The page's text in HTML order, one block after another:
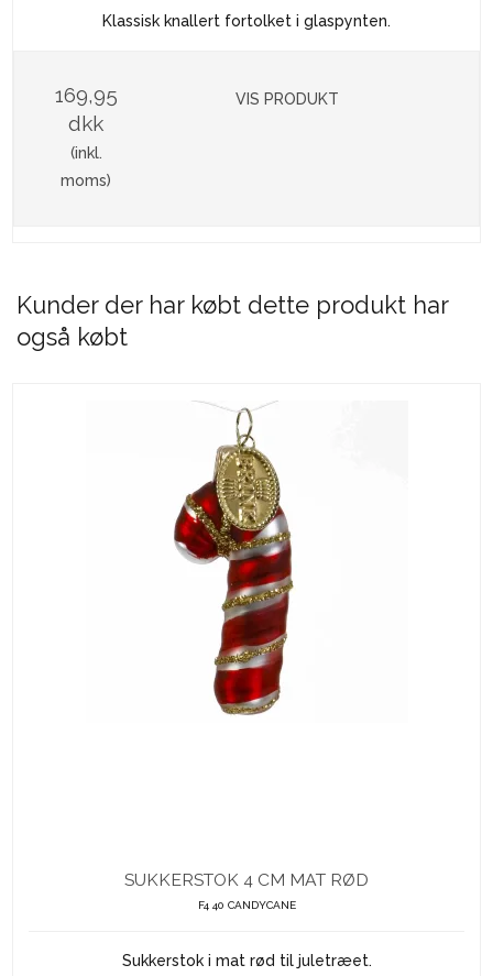
Klassisk knallert fortolket i glaspynten.
169,95
dkk
(inkl.
moms)
VIS PRODUKT
Kunder der har købt dette produkt har
også købt
SUKKERSTOK 4 CM MAT RØD
F4 40 CANDYCANE
Sukkerstok i mat rød til juletræet.